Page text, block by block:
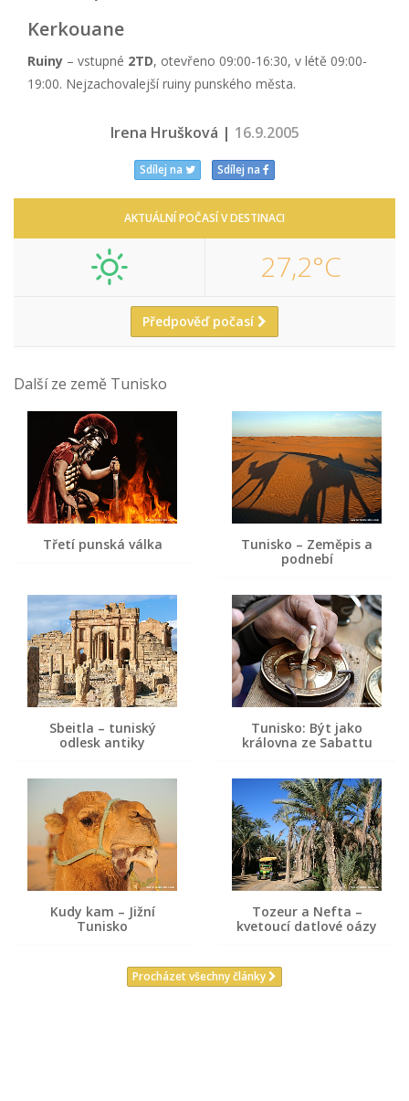
Kerkouane
Ruiny – vstupné 2TD, otevřeno 09:00-16:30, v létě 09:00-
19:00. Nejzachovalejší ruiny punského města.
Irena Hrušková | 16.9.2005
Sdílej na Sdílej na
AKTUÁLNÍ POČASÍ V DESTINACI
27,2°C
Předpověď počasí
Další ze země Tunisko
Třetí punská válka
Tunisko – Zeměpis a
podnebí
Sbeitla – tuniský
odlesk antiky
Tunisko: Být jako
královna ze Sabattu
Kudy kam – Jižní
Tunisko
Tozeur a Nefta –
kvetoucí datlové oázy
Procházet všechny články